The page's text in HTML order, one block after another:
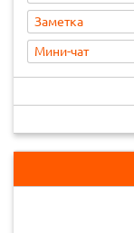
Заметка
Мини-чат